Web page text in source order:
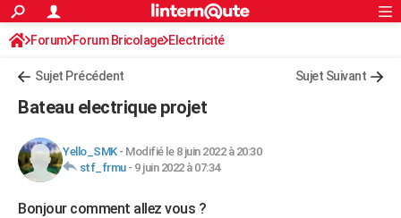
ACTUALITÉS
Politique
Société
Faits Divers
Education
Monde
Villes
+
Retraite
Impôts
Epargne
Immobilier
Risques naturels par ville
Banque
Assurance
Crédit
AUTO
HIGH-TECH
S'inscrire
Connexion
Forum Forum Bricolage Electricité
Sujet Précédent Sujet Suivant
Bateau electrique projet
Yello_SMK- Modifié le 8 juin 2022 à 20:30
stf_frmu- 9 juin 2022 à 07:34
Bonjour comment allez vous ?